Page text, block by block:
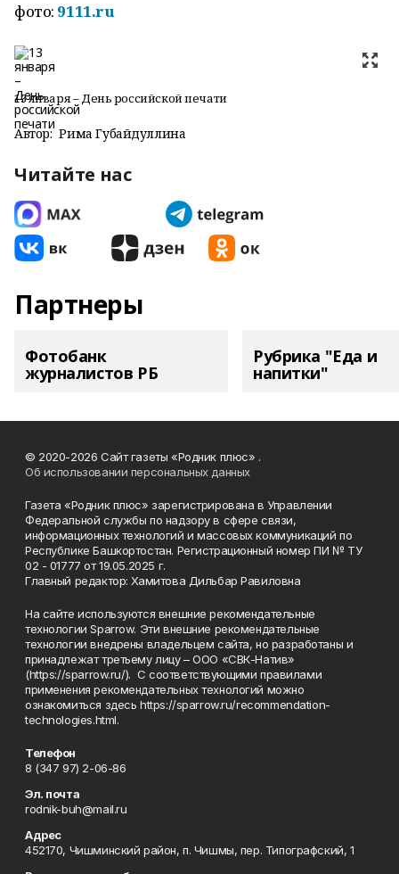
фото: 9111.ru
13 января – День российской печати
Автор: Рима Губайдуллина
Читайте нас
Партнеры
Фотобанк
журналистов РБ
Рубрика "Еда и
напитки"
© 2020-2026 Сайт газеты «Родник плюс» .
Об использовании персональных данных
Газета «Родник плюс» зарегистрирована в Управлении
Федеральной службы по надзору в сфере связи,
информационных технологий и массовых коммуникаций по
Республике Башкортостан. Регистрационный номер ПИ № ТУ
02 - 01777 от 19.05.2025 г.
Главный редактор: Хамитова Дильбар Равиловна
На сайте используются внешние рекомендательные
технологии Sparrow. Эти внешние рекомендательные
технологии внедрены владельцем сайта, но разработаны и
принадлежат третьему лицу – ООО «СВК-Натив»
(https://sparrow.ru/). С соответствующими правилами
применения рекомендательных технологий можно
ознакомиться здесь https://sparrow.ru/recommendation-
technologies.html.
Телефон
8 (347 97) 2-06-86
Эл. почта
rodnik-buh@mail.ru
Адрес
452170, Чишминский район, п. Чишмы, пер. Типографский, 1